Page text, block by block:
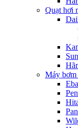
Quạt hơi
Máy